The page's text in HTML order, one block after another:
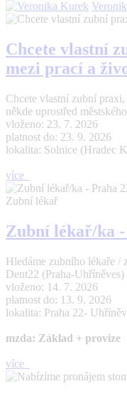
Chcete vlastní
mezi prací a
Chcete vlastní zubní
někde uprostřed
vloženo: 23. 7. 2026
platnost do: 23. 9. 2026
lokalita: Solnice (Hradec
více
Zubní lékař
Zubní lékař/ka -
Hledáme zubního lékaře /
Dent22 (Praha-Uhříněves)
vloženo: 14. 7. 2026
platnost do: 13. 9. 2026
lokalita: Praha 22-
mzda: Základ + provize
více